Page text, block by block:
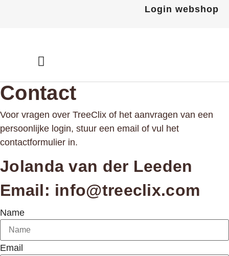
Login webshop
Contact
Voor vragen over TreeClix of het aanvragen van een
persoonlijke login, stuur een email of vul het
contactformulier in.
Jolanda van der Leeden
Email: info@treeclix.com
Name
Email